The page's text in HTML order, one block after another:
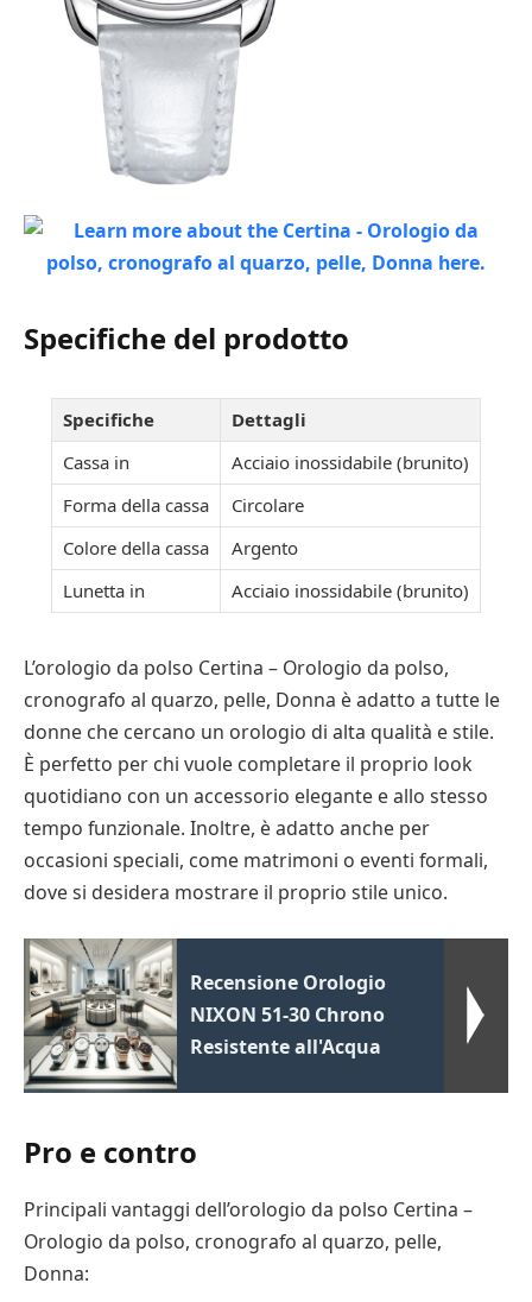
Specifiche del prodotto
Specifiche
Dettagli
Cassa in
Acciaio inossidabile (brunito)
Forma della cassa
Circolare
Colore della cassa
Argento
Lunetta in
Acciaio inossidabile (brunito)
L’orologio da polso Certina – Orologio da polso,
cronografo al quarzo, pelle, Donna è adatto a tutte le
donne che cercano un orologio di alta qualità e stile.
È perfetto per chi vuole completare il proprio look
quotidiano con un accessorio elegante e allo stesso
tempo funzionale. Inoltre, è adatto anche per
occasioni speciali, come matrimoni o eventi formali,
dove si desidera mostrare il proprio stile unico.
Recensione Orologio
NIXON 51-30 Chrono
Resistente all'Acqua
Pro e contro
Principali vantaggi dell’orologio da polso Certina –
Orologio da polso, cronografo al quarzo, pelle,
Donna: